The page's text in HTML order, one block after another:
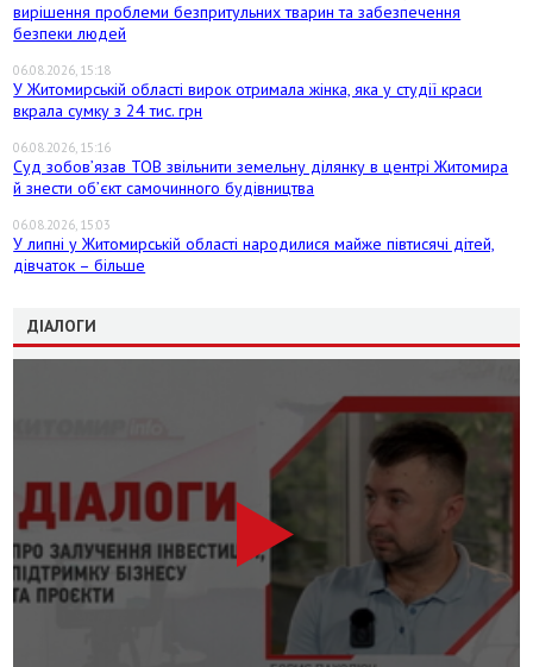
вирішення проблеми безпритульних тварин та забезпечення
безпеки людей
06.08.2026, 15:18
У Житомирській області вирок отримала жінка, яка у студії краси
вкрала сумку з 24 тис. грн
06.08.2026, 15:16
Суд зобов’язав ТОВ звільнити земельну ділянку в центрі Житомира
й знести об’єкт самочинного будівництва
06.08.2026, 15:03
У липні у Житомирській області народилися майже півтисячі дітей,
дівчаток – більше
ДІАЛОГИ